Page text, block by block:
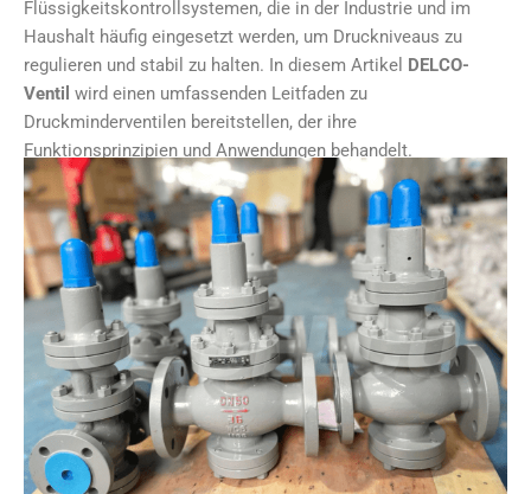
Flüssigkeitskontrollsystemen, die in der Industrie und im
Haushalt häufig eingesetzt werden, um Druckniveaus zu
regulieren und stabil zu halten. In diesem Artikel DELCO-
Ventil wird einen umfassenden Leitfaden zu
Druckminderventilen bereitstellen, der ihre
Funktionsprinzipien und Anwendungen behandelt.